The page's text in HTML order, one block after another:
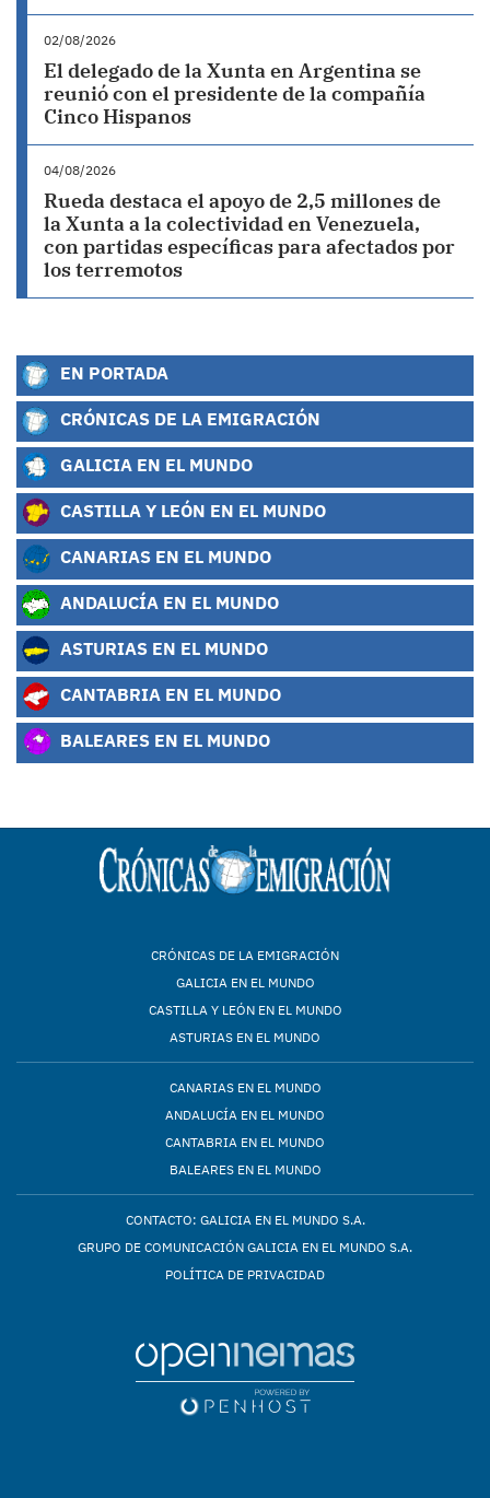
02/08/2026
El delegado de la Xunta en Argentina se
reunió con el presidente de la compañía
Cinco Hispanos
04/08/2026
Rueda destaca el apoyo de 2,5 millones de
la Xunta a la colectividad en Venezuela,
con partidas específicas para afectados por
los terremotos
EN PORTADA
CRÓNICAS DE LA EMIGRACIÓN
GALICIA EN EL MUNDO
CASTILLA Y LEÓN EN EL MUNDO
CANARIAS EN EL MUNDO
ANDALUCÍA EN EL MUNDO
ASTURIAS EN EL MUNDO
CANTABRIA EN EL MUNDO
BALEARES EN EL MUNDO
CRÓNICAS DE LA EMIGRACIÓN
GALICIA EN EL MUNDO
CASTILLA Y LEÓN EN EL MUNDO
ASTURIAS EN EL MUNDO
CANARIAS EN EL MUNDO
ANDALUCÍA EN EL MUNDO
CANTABRIA EN EL MUNDO
BALEARES EN EL MUNDO
CONTACTO: GALICIA EN EL MUNDO S.A.
GRUPO DE COMUNICACIÓN GALICIA EN EL MUNDO S.A.
POLÍTICA DE PRIVACIDAD